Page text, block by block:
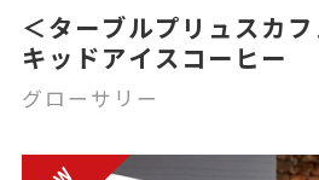
＜ターブルプリュスカ
キッドアイスコーヒー
グローサリー